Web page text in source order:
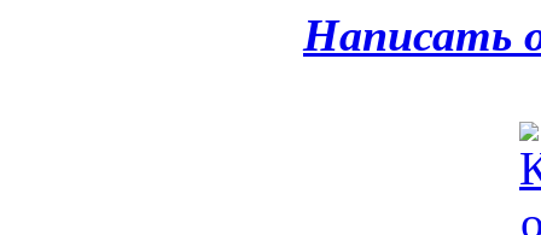
Написать